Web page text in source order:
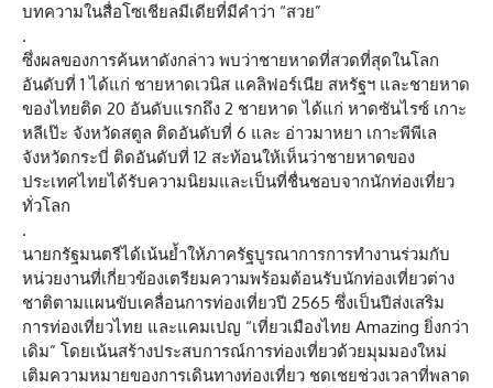
บทความในสื่อโซเชียลมีเดียที่มีคำว่า “สวย”
.
ซึ่งผลของการค้นหาดังกล่าว พบว่าชายหาดที่สวดที่สุดในโลก
อันดับที่ 1 ได้แก่ ชายหาดเวนิส แคลิฟอร์เนีย สหรัฐฯ และชายหาด
ของไทยติด 20 อันดับแรกถึง 2 ชายหาด ได้แก่ หาดซันไรซ์ เกาะ
หลีเป๊ะ จังหวัดสตูล ติดอันดับที่ 6 และ อ่าวมาหยา เกาะพีพีเล
จังหวัดกระบี่ ติดอันดับที่ 12 สะท้อนให้เห็นว่าชายหาดของ
ประเทศไทยได้รับความนิยมและเป็นที่ชื่นชอบจากนักท่องเที่ยว
ทั่วโลก
.
นายกรัฐมนตรีได้เน้นย้ำให้ภาครัฐบูรณาการการทำงานร่วมกับ
หน่วยงานที่เกี่ยวข้องเตรียมความพร้อมต้อนรับนักท่องเที่ยวต่าง
ชาติตามแผนขับเคลื่อนการท่องเที่ยวปี 2565 ซึ่งเป็นปีส่งเสริม
การท่องเที่ยวไทย และแคมเปญ “เที่ยวเมืองไทย Amazing ยิ่งกว่า
เดิม” โดยเน้นสร้างประสบการณ์การท่องเที่ยวด้วยมุมมองใหม่
เติมความหมายของการเดินทางท่องเที่ยว ชดเชยช่วงเวลาที่พลาด